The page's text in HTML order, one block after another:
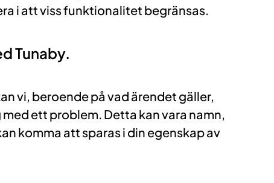
i att viss funktionalitet begränsas.
Tunaby.
vi, beroende på vad ärendet gäller,
ett problem. Detta kan vara namn,
komma att sparas i din egenskap av